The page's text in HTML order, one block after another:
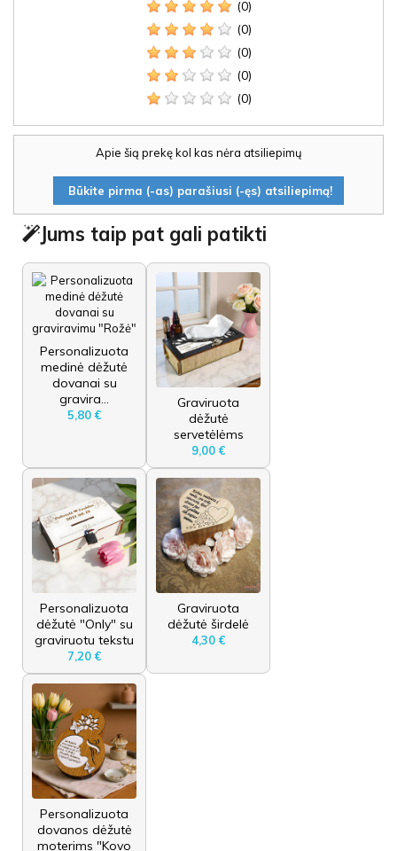
(0)
(0)
(0)
(0)
(0)
Apie šią prekę kol kas nėra atsiliepimų
Būkite pirma (-as) parašiusi (-ęs) atsiliepimą!
Jums taip pat gali patikti
Personalizuota
medinė dėžutė
dovanai su
gravira...
5,80 €
Graviruota
dėžutė
servetėlėms
9,00 €
Personalizuota
dėžutė "Only" su
graviruotu tekstu
7,20 €
Graviruota
dėžutė širdelė
4,30 €
Personalizuota
dovanos dėžutė
moterims "Kovo